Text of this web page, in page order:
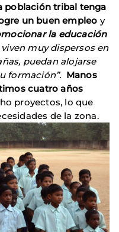
población tribal tenga
un buen empleo y
la educación
muy dispersos en
puedan alojarse
formación”. Manos
cuatro años
proyectos, lo que
de la zona.